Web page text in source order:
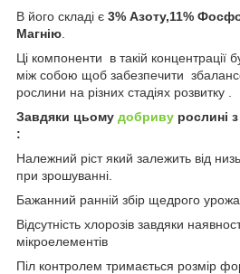
В його складі є 3% Азоту,11%
Магнію
Ці компоненти в такій концентрації
між собою щоб забезпечити
рослини на різних стадіях розвитку .
Завдяки цьому добриву рослині
:
Належний ріст який залежить від
при зрошуванні.
Бажанний ранній збір щедрого
Відсутність хлорозів завдяки
мікроелементів
Піл контролем тримається розмір